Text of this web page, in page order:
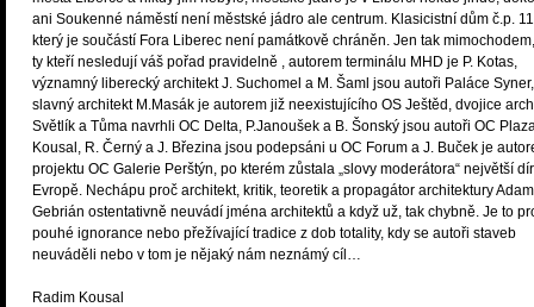
ani Soukenné náměstí není městské jádro ale centrum. Klasicistní dům č.p.
který je součástí Fora Liberec není památkově chráněn. Jen tak
ty kteří nesledují váš pořad pravidelně , autorem terminálu MHD je P. Kotas,
významný liberecký architekt J. Suchomel a M. Šaml jsou autoři Paláce Syner,
slavný architekt M.Masák je autorem již neexistujícího OS Ještěd, dvojice
Světlík a Tůma navrhli OC Delta, P.Janoušek a B. Šonský jsou autoři OC
Kousal, R. Černý a J. Březina jsou podepsáni u OC Forum a J. Buček je
projektu OC Galerie Perštýn, po kterém zůstala „slovy moderátora“ největší
Evropě. Nechápu proč architekt, kritik, teoretik a propagátor architektury Adam
Gebrián ostentativně neuvádí jména architektů a když už, tak chybně. Je to
pouhé ignorance nebo přežívající tradice z dob totality, kdy se autoři staveb
neuváděli nebo v tom je nějaký nám neznámý cíl…
Radim Kousal